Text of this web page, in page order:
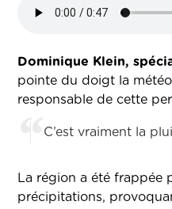
Dominique Klein,
pointe du doigt la
responsable de cette
C’est vraiment la
La région a été frappée
précipitations,